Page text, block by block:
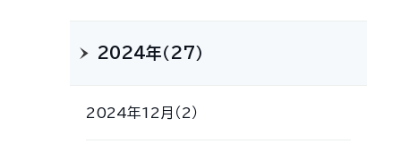
2024年（27）
2024年12月（2）